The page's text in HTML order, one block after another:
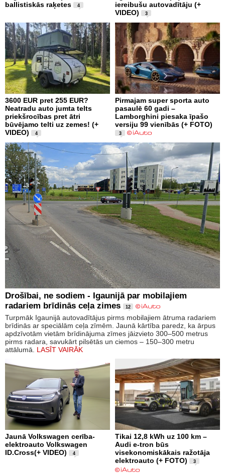
ballistiskās raķetes
4
iereibušu autovadītāju (+
VIDEO)
3
3600 EUR pret 255 EUR?
Neatradu auto jumta telts
priekšrocības pret ātri
būvējamo telti uz zemes! (+
VIDEO)
4
Pirmajam super sporta auto
pasaulē 60 gadi –
Lamborghini piesaka īpašo
versiju 99 vienībās (+ FOTO)
3
Drošībai, ne sodiem - Igaunijā par mobilajiem
radariem brīdinās ceļa zimes
12
Turpmāk Igaunijā autovadītājus pirms mobilajiem ātruma radariem
brīdinās ar speciālām ceļa zīmēm. Jaunā kārtība paredz, ka ārpus
apdzīvotām vietām brīdinājuma zīmes jāizvieto 300–500 metrus
pirms radara, savukārt pilsētās un ciemos – 150–300 metru
attālumā. LASĪT VAIRĀK
Jaunā Volkswagen cerība-
elektroauto Volkswagen
ID.Cross(+ VIDEO)
4
Tikai 12,8 kWh uz 100 km –
Audi e-tron būs
visekonomiskākais ražotāja
elektroauto (+ FOTO)
3